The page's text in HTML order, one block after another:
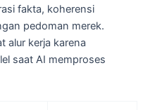
fakta, koherensi
pedoman merek.
alur kerja karena
saat AI memproses